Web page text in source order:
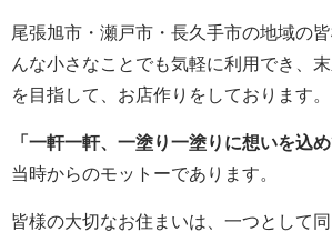
尾張旭市・瀬戸市・長久手市の地域の
んな小さなことでも気軽に利用でき、
を目指して、お店作りをしております。
「一軒一軒、一塗り一塗りに想いを込め
当時からのモットーであります。
皆様の大切なお住まいは、一つとして